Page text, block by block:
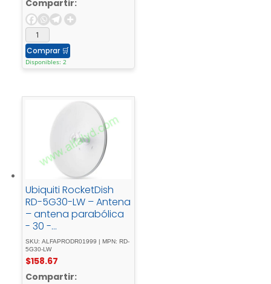
Compartir:
Comprar 🛒
Disponibles: 2
Ubiquiti RocketDish
RD-5G30-LW – Antena
– antena parabólica
- 30 -
dBidireccionalexterior
es, - montaje - en -
poste
SKU: ALFAPRODR01999 | MPN: RD-
5G30-LW
$158.67
Compartir: